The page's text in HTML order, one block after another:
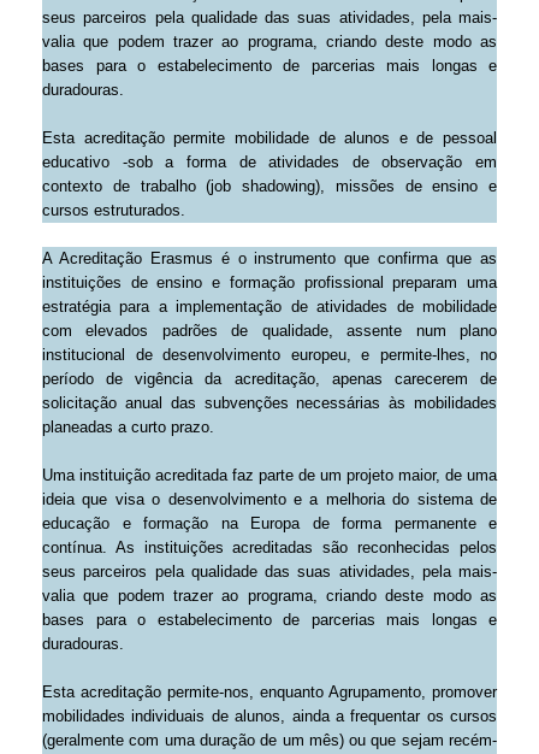
seus parceiros pela qualidade das suas atividades, pela mais-
valia que podem trazer ao programa, criando deste modo as
bases para o estabelecimento de parcerias mais longas e
duradouras.
Esta acreditação permite mobilidade de alunos e de pessoal
educativo -sob a forma de atividades de observação em
contexto de trabalho (job shadowing), missões de ensino e
cursos estruturados.
A Acreditação Erasmus é o instrumento que confirma que as
instituições de ensino e formação profissional preparam uma
estratégia para a implementação de atividades de mobilidade
com elevados padrões de qualidade, assente num plano
institucional de desenvolvimento europeu, e permite-lhes, no
período de vigência da acreditação, apenas carecerem de
solicitação anual das subvenções necessárias às mobilidades
planeadas a curto prazo.
Uma instituição acreditada faz parte de um projeto maior, de uma
ideia que visa o desenvolvimento e a melhoria do sistema de
educação e formação na Europa de forma permanente e
contínua. As instituições acreditadas são reconhecidas pelos
seus parceiros pela qualidade das suas atividades, pela mais-
valia que podem trazer ao programa, criando deste modo as
bases para o estabelecimento de parcerias mais longas e
duradouras.
Esta acreditação permite-nos, enquanto Agrupamento, promover
mobilidades individuais de alunos, ainda a frequentar os cursos
(geralmente com uma duração de um mês) ou que sejam recém-